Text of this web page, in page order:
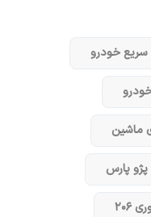
خودرو
ماشین
پارس